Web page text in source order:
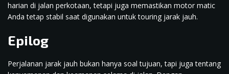
harian di jalan perkotaan, tetapi juga memastikan motor matic
Anda tetap stabil saat digunakan untuk touring jarak jauh.
Epilog
Perjalanan jarak jauh bukan hanya soal tujuan, tapi juga tentang